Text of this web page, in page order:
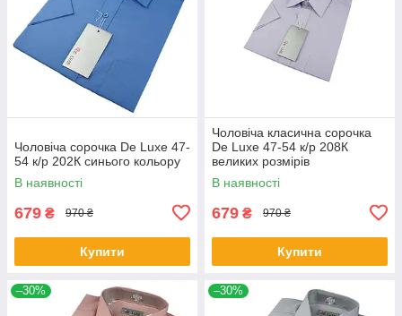
Чоловіча сорочка De Luxe 47-
54 к/р 202К синього кольору
В наявності
679 ₴ 970 ₴
Купити
Чоловіча класична сорочка
De Luxe 47-54 к/р 208К
великих розмірів
В наявності
679 ₴ 970 ₴
Купити
–30% –30%